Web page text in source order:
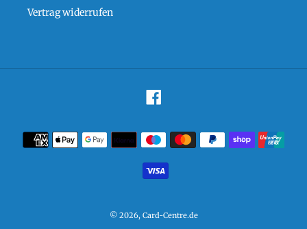
Vertrag widerrufen
Zahlungsarten
© 2026, Card-Centre.de